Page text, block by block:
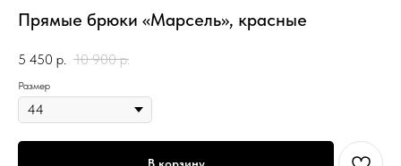
Прямые брюки «Марсель», красные
5 450 р. 10 900 р.
Размер
В корзину